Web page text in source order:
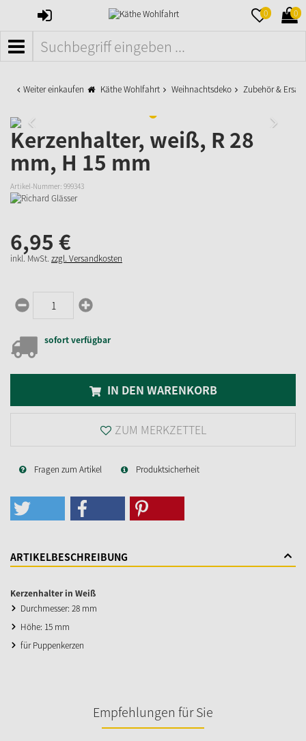
ANMELDEN 0 0
MENÜ
Weiter einkaufen Käthe Wohlfahrt Weihnachtsdeko Zubehör &
Kerzenhalter, weiß, R 28
mm, H 15 mm
Artikel-Nummer: 999343
6,95 €
inkl. MwSt. zzgl. Versandkosten
sofort verfügbar
IN DEN WARENKORB
ZUM MERKZETTEL
Fragen zum Artikel Produktsicherheit
ARTIKELBESCHREIBUNG
Kerzenhalter in Weiß
Durchmesser: 28 mm
Höhe: 15 mm
für Puppenkerzen
Empfehlungen für Sie